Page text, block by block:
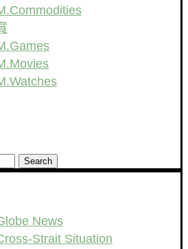
Search
News
Strait Situation